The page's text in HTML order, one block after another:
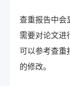
查重报告中会
需要对论文进
可以参考查重
的修改。